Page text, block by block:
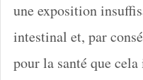
une exposition
intestinal et, par
pour la santé que